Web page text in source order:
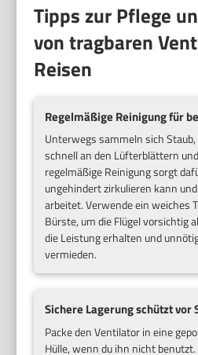
Tipps zur Pflege
von tragbaren
Reisen
Regelmäßige Reinigung für
Unterwegs sammeln sich
schnell an den Lüfterblättern
regelmäßige Reinigung sorgt
ungehindert zirkulieren kann
arbeitet. Verwende ein weiches
Bürste, um die Flügel vorsichtig
die Leistung erhalten und
vermieden.
Sichere Lagerung schützt vor
Packe den Ventilator in eine
Hülle, wenn du ihn nicht